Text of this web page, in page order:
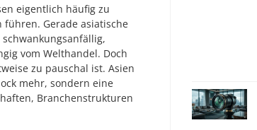
eigentlich häufig zu
führen. Gerade asiatische
vom Welthandel. Doch
zu pauschal ist. Asien
mehr, sondern eine
Branchenstrukturen